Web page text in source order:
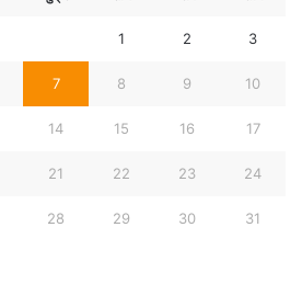
1 2 3
7 8 9 10
14 15 16 17
21 22 23 24
28 29 30 31